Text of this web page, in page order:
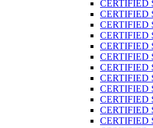
CERTIFIED
CERTIFIED
CERTIFIED
CERTIFIED
CERTIFIED
CERTIFIED
CERTIFIED
CERTIFIED
CERTIFIED
CERTIFIED
CERTIFIED
CERTIFIED